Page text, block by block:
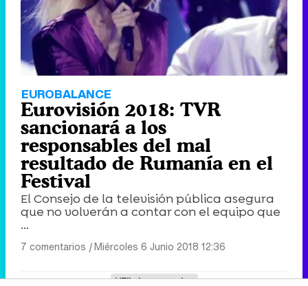
EUROBALANCE
Eurovisión 2018: TVR
sancionará a los
responsables del mal
resultado de Rumanía en el
Festival
El Consejo de la televisión pública asegura
que no volverán a contar con el equipo que
...
7 comentarios |Miércoles 6 Junio 2018 12:36
Eliminar anuncios